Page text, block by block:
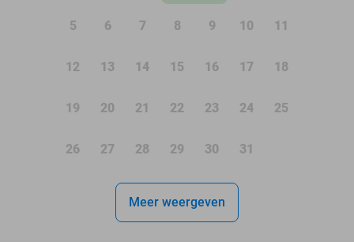
5 6 7 8 9 10 11
12 13 14 15 16 17 18
19 20 21 22 23 24 25
26 27 28 29 30 31
Meer weergeven